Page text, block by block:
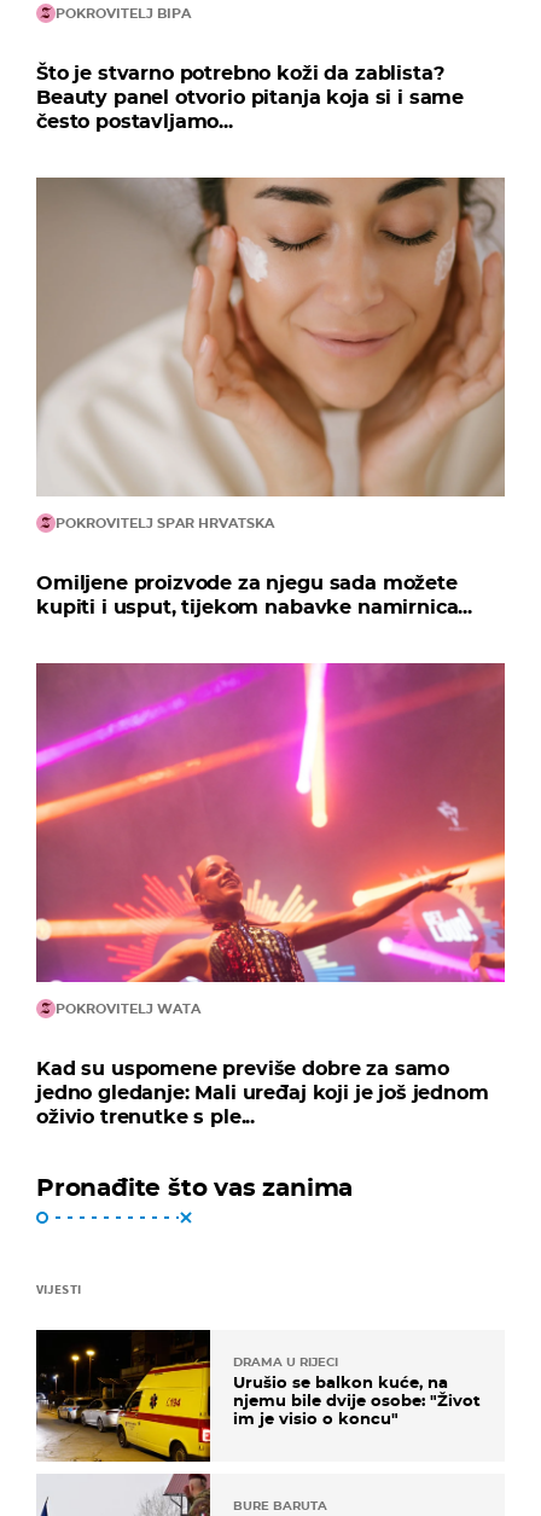
POKROVITELJ BIPA
Što je stvarno potrebno koži da zablista?
Beauty panel otvorio pitanja koja si i same
često postavljamo...
POKROVITELJ SPAR HRVATSKA
Omiljene proizvode za njegu sada možete
kupiti i usput, tijekom nabavke namirnica...
POKROVITELJ WATA
Kad su uspomene previše dobre za samo
jedno gledanje: Mali uređaj koji je još jednom
oživio trenutke s ple...
Pronađite što vas zanima
VIJESTI
DRAMA U RIJECI
Urušio se balkon kuće, na
njemu bile dvije osobe: "Život
im je visio o koncu"
BURE BARUTA